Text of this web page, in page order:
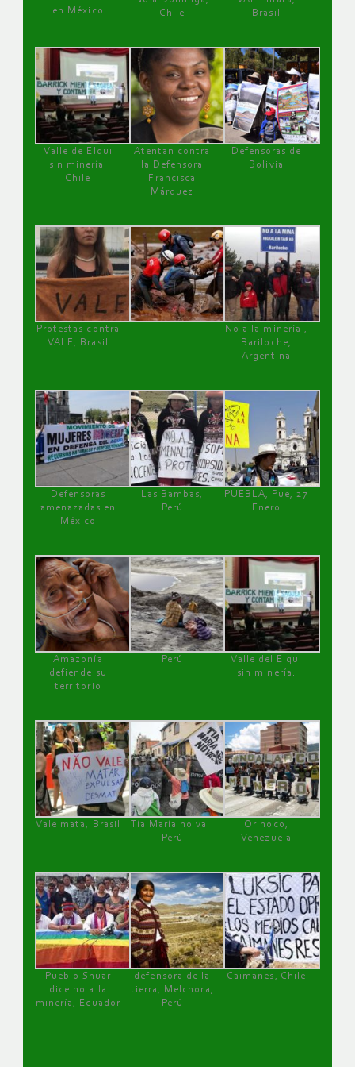
en México
Chile
Brasil
Valle de Elqui
sin minería.
Chile
Atentan contra
la Defensora
Francisca
Márquez
Defensoras de
Bolivia
Protestas contra
VALE, Brasil
No a la minería ,
Bariloche,
Argentina
Defensoras
amenazadas en
México
Las Bambas,
Perú
PUEBLA, Pue, 27
Enero
Amazonía
defiende su
territorio
Perú
Valle del Elqui
sin minería.
Vale mata, Brasil
Tía María no va !
Perú
Orinoco,
Venezuela
Pueblo Shuar
dice no a la
minería, Ecuador
defensora de la
tierra, Melchora,
Perú
Caimanes, Chile